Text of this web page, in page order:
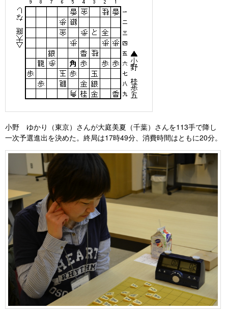
小野 ゆかり（東京）さんが大庭美夏（千葉）さんを113手で降し
一次予選進出を決めた。終局は17時49分、消費時間はともに20分。